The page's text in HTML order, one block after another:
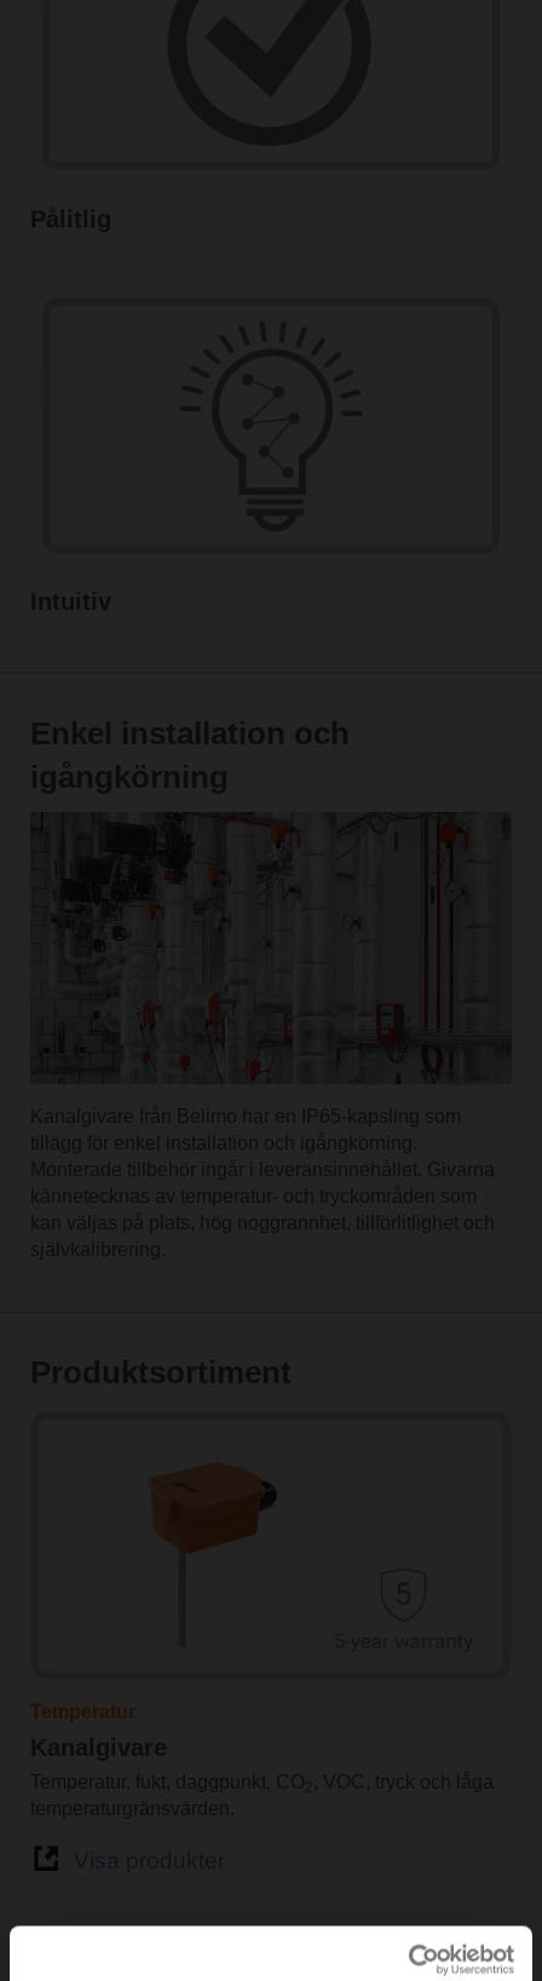
Pålitlig
Intuitiv
Enkel installation och
igångkörning
Kanalgivare från Belimo har en IP65-kapsling som
tillägg för enkel installation och igångkörning.
Monterade tillbehör ingår i leveransinnehållet. Givarna
kännetecknas av temperatur- och tryckområden som
kan väljas på plats, hög noggrannhet, tillförlitlighet och
självkalibrering.
Produktsortiment
Temperatur
Kanalgivare
Temperatur, fukt, daggpunkt, CO , VOC, tryck och låga
temperaturgränsvärden.